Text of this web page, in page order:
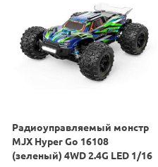
Радиоуправляемый монстр
MJX Hyper Go 16108
(зеленый) 4WD 2.4G LED 1/16